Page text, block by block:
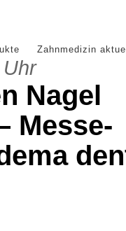
Zahnmedizin
Nagel
Messe-